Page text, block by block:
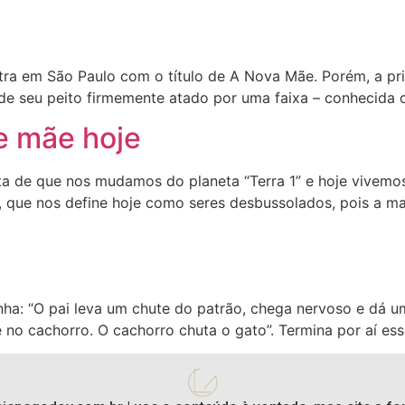
em São Paulo com o título de A Nova Mãe. Porém, a
seu peito firmemente atado por uma faixa –
mãe hoje
que nos mudamos do planeta “Terra 1” e hoje
nos define hoje como seres desbussolados, pois a
“O pai leva um chute do patrão, chega nervoso e dá
cachorro. O cachorro chuta o gato”. Termina por aí